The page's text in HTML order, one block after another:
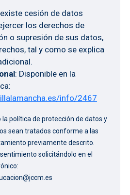
cesión de datos
los derechos de
o supresión de sus datos,
tal y como se explica
: Disponible en la
info/2467
la política de protección de datos y
sean tratados conforme a las
previamente descrito.
solicitándolo en el